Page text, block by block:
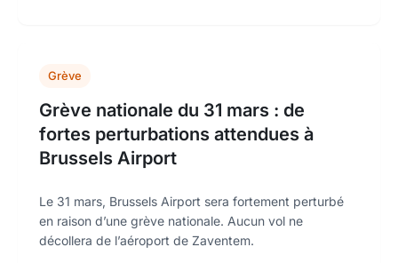
Grève
Grève nationale du 31 mars : de
fortes perturbations attendues à
Brussels Airport
Le 31 mars, Brussels Airport sera fortement perturbé
en raison d’une grève nationale. Aucun vol ne
décollera de l’aéroport de Zaventem.